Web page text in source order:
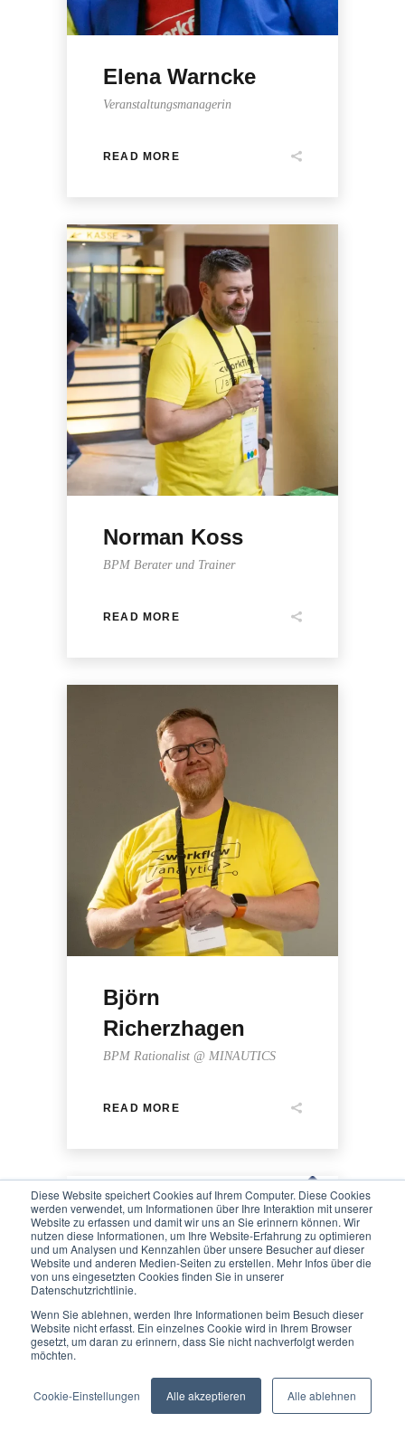
Diese Website speichert Cookies auf Ihrem Computer. Diese Cookies
werden verwendet, um Informationen über Ihre Interaktion mit unserer
Website zu erfassen und damit wir uns an Sie erinnern können. Wir
nutzen diese Informationen, um Ihre Website-Erfahrung zu optimieren
und um Analysen und Kennzahlen über unsere Besucher auf dieser
Website und anderen Medien-Seiten zu erstellen. Mehr Infos über die
von uns eingesetzten Cookies finden Sie in unserer
Datenschutzrichtlinie.
Wenn Sie ablehnen, werden Ihre Informationen beim Besuch dieser
Website nicht erfasst. Ein einzelnes Cookie wird in Ihrem Browser
gesetzt, um daran zu erinnern, dass Sie nicht nachverfolgt werden
möchten.
Cookie-Einstellungen Alle akzeptieren Alle ablehnen
We value your privacy
personalised ads or content, and analyse our traffic. By
clicking "Accept All", you consent to our use of cookies.
Customise Reject All Accept All
Elena Warncke
Veranstaltungsmanagerin
READ MORE
Norman Koss
BPM Berater und Trainer
READ MORE
Björn
Richerzhagen
BPM Rationalist @ MINAUTICS
READ MORE
MINAUTICS